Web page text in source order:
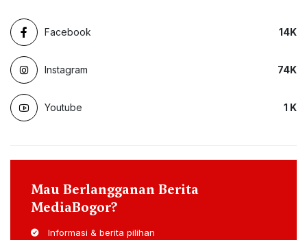
Facebook 14K
Instagram 74K
Youtube 1 K
Mau Berlangganan Berita
MediaBogor?
Informasi & berita pilihan